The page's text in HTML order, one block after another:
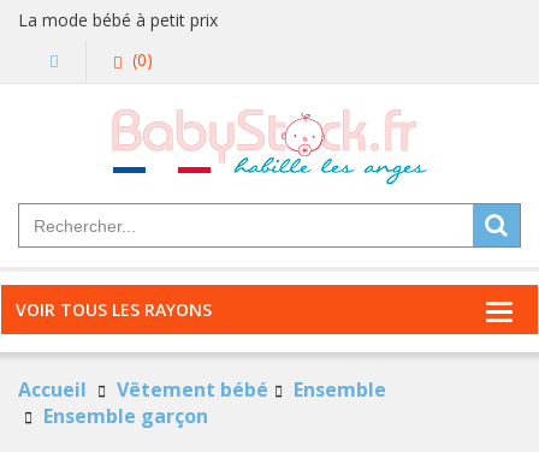
La mode bébé à petit prix
(0)
VOIR TOUS LES RAYONS
Accueil Vêtement bébé
Ensemble
Ensemble garçon